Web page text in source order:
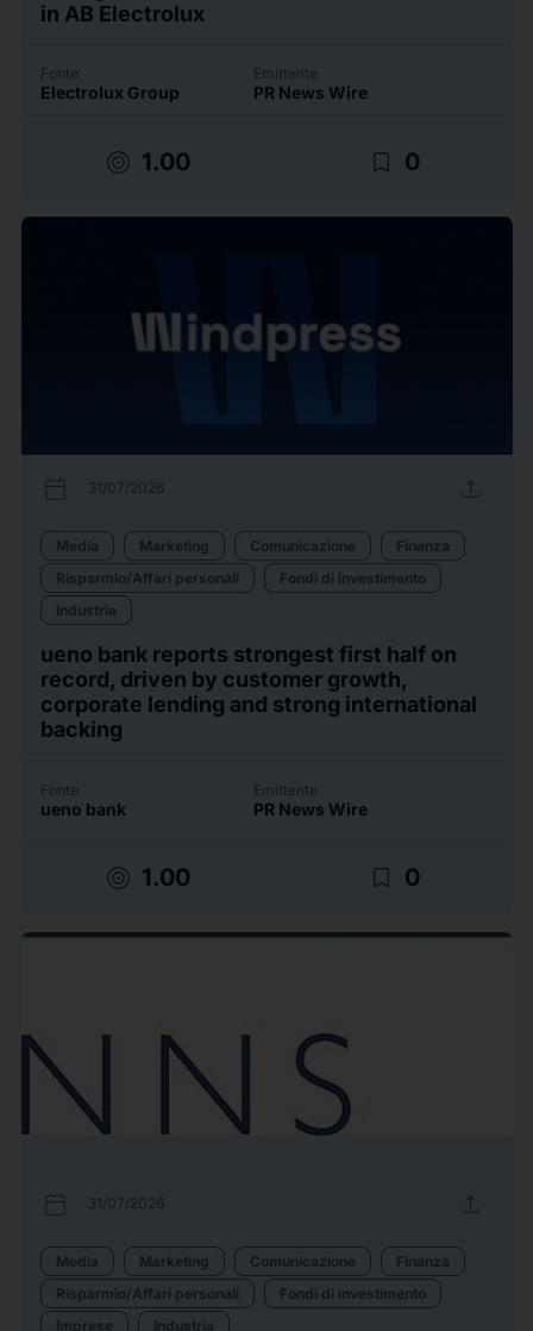
in AB Electrolux
Fonte
Electrolux Group
Emittente
PR News Wire
target 1.00 bookmark_border 0
calendar_today 31/07/2026 upload
Media Marketing Comunicazione
Finanza
Risparmio/Affari personali
Fondi di investimento
Industria
ueno bank reports strongest first half on
record, driven by customer growth,
corporate lending and strong international
backing
Fonte
ueno bank
Emittente
PR News Wire
target 1.00 bookmark_border 0
calendar_today 31/07/2026 upload
Media Marketing Comunicazione
Finanza
Risparmio/Affari personali
Fondi di investimento
Imprese
Industria